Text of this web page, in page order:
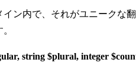
ン内で、それがユニークな
string $plural, integer